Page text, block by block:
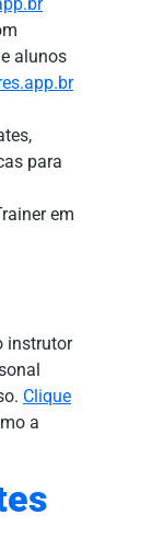
alunos
para
em
instrutor
Clique
a